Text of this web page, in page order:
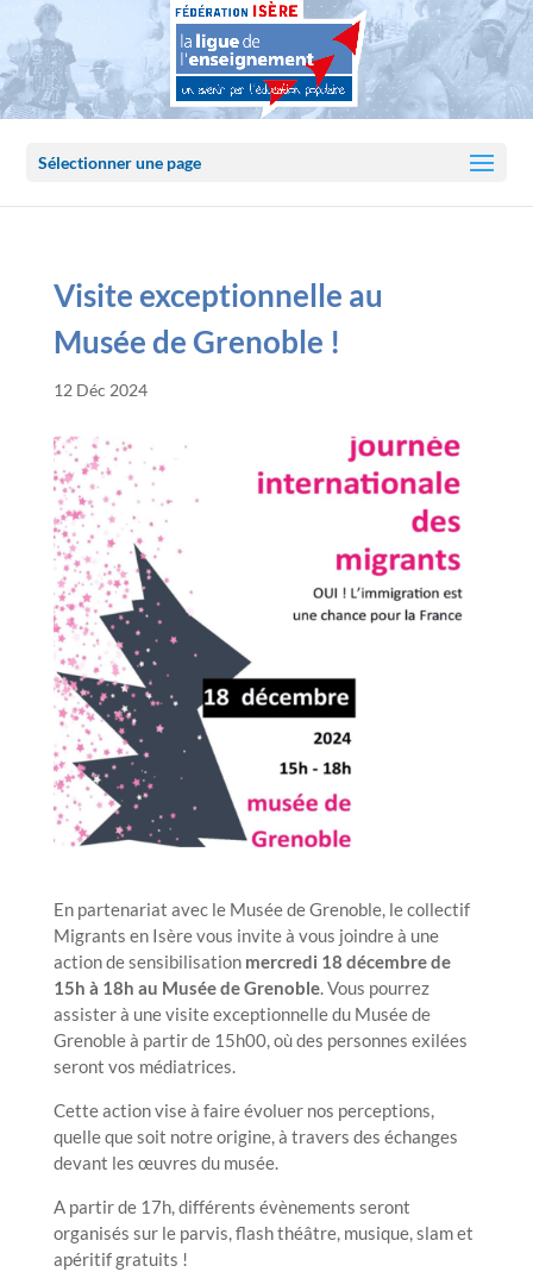
Sélectionner une page
Visite exceptionnelle au
Musée de Grenoble !
12 Déc 2024
En partenariat avec le Musée de Grenoble, le collectif
Migrants en Isère vous invite à vous joindre à une
action de sensibilisation mercredi 18 décembre de
15h à 18h au Musée de Grenoble. Vous pourrez
assister à une visite exceptionnelle du Musée de
Grenoble à partir de 15h00, où des personnes exilées
seront vos médiatrices.
Cette action vise à faire évoluer nos perceptions,
quelle que soit notre origine, à travers des échanges
devant les œuvres du musée.
A partir de 17h, différents évènements seront
organisés sur le parvis, flash théâtre, musique, slam et
apéritif gratuits !